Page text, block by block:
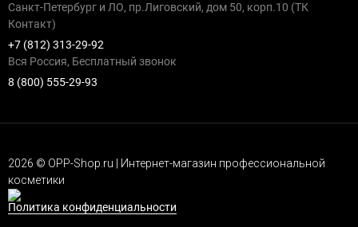
Санкт-Петербург и ЛО, пр.Лиговский, дом 50, корп.10 (ТК
Контакт)
+7 (812) 313-29-92
Вся Россия, Бесплатный звонок
8 (800) 555-29-93
2026 © OPP-Shop.ru | Интернет-магазин профессиональной
косметики
Политика конфиденциальности